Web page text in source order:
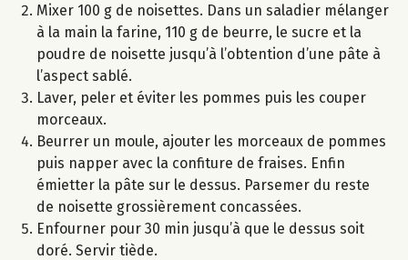
Mixer 100 g de noisettes. Dans un saladier mélanger
à la main la farine, 110 g de beurre, le sucre et la
poudre de noisette jusqu’à l’obtention d’une pâte à
l’aspect sablé.
Laver, peler et éviter les pommes puis les couper
morceaux.
Beurrer un moule, ajouter les morceaux de pommes
puis napper avec la confiture de fraises. Enfin
émietter la pâte sur le dessus. Parsemer du reste
de noisette grossièrement concassées.
Enfourner pour 30 min jusqu’à que le dessus soit
doré. Servir tiède.